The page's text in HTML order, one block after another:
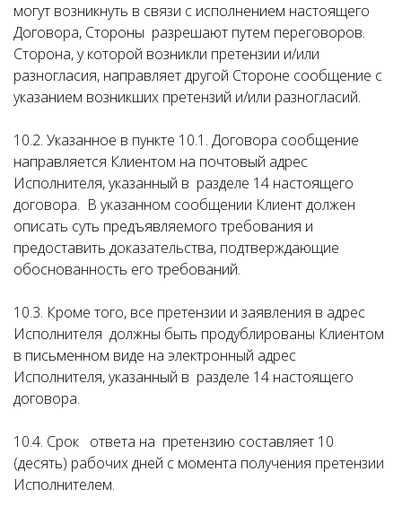
могут возникнуть в связи с исполнением настоящего
Договора, Стороны разрешают путем переговоров.
Сторона, у которой возникли претензии и/или
разногласия, направляет другой Стороне сообщение с
указанием возникших претензий и/или разногласий.
10.2. Указанное в пункте 10.1. Договора сообщение
направляется Клиентом на почтовый адрес
Исполнителя, указанный в разделе 14 настоящего
договора. В указанном сообщении Клиент должен
описать суть предъявляемого требования и
предоставить доказательства, подтверждающие
обоснованность его требований.
10.3. Кроме того, все претензии и заявления в адрес
Исполнителя должны быть продублированы Клиентом
в письменном виде на электронный адрес
Исполнителя, указанный в разделе 14 настоящего
договора.
10.4. Срок ответа на претензию составляет 10
(десять) рабочих дней с момента получения претензии
Исполнителем.